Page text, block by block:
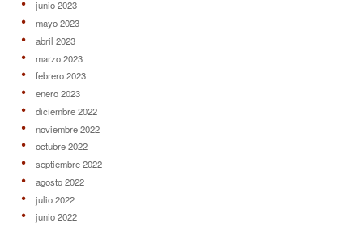
junio 2023
mayo 2023
abril 2023
marzo 2023
febrero 2023
enero 2023
diciembre 2022
noviembre 2022
octubre 2022
septiembre 2022
agosto 2022
julio 2022
junio 2022